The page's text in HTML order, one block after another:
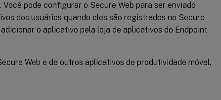
pode configurar o Secure Web para ser enviado
dos usuários quando eles são registrados no Secure
o aplicativo pela loja de aplicativos do Endpoint
Web e de outros aplicativos de produtividade móvel,